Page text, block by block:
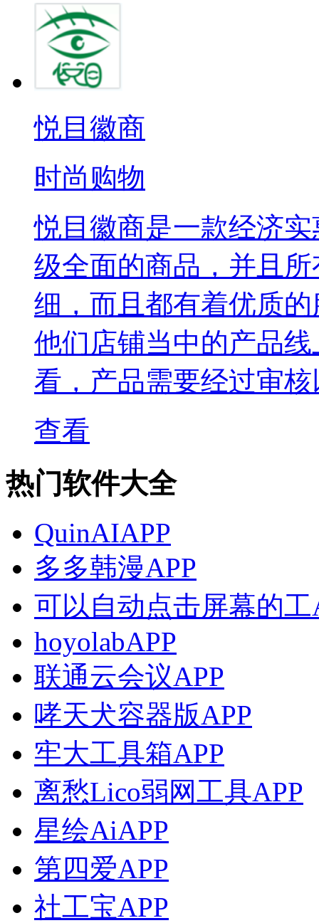
悦目徽商
时尚购物
悦目徽商是一款经济
级全面的商品，并且
细，而且都有着优质
他们店铺当中的产品
看，产品需要经过审
查看
热门软件大全
QuinAIAPP
多多韩漫APP
可以自动点击屏幕的工
hoyolabAPP
联通云会议APP
哮天犬容器版APP
牢大工具箱APP
离愁Lico弱网工具APP
星绘AiAPP
第四爱APP
社工宝APP